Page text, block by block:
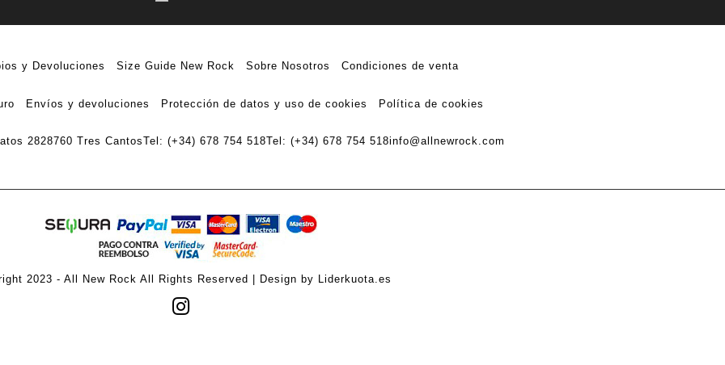
y Devoluciones Size Guide New Rock Sobre Nosotros Condiciones de venta
Envíos y devoluciones Protección de datos y uso de cookies Política de cookies
2828760 Tres CantosTel: (+34) 678 754 518Tel: (+34) 678 754 518info@allnewrock.com
2023 - All New Rock All Rights Reserved | Design by Liderkuota.es